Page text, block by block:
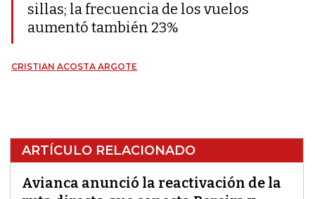
sillas; la frecuencia de los vuelos
aumentó también 23%
CRISTIAN ACOSTA ARGOTE
ARTÍCULO RELACIONADO
Avianca anunció la reactivación de la